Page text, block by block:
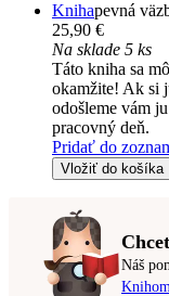
Knihapevná
25,90 €
Na sklade 5 ks
Táto kniha sa
okamžite! Ak si
odošleme vám
pracovný deň.
Pridať do
Vložiť do košíka
Náš